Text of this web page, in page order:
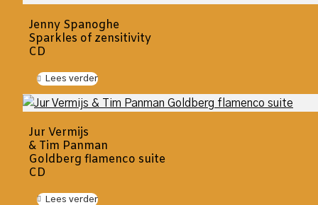
Jenny Spanoghe
Sparkles of zensitivity
CD
Lees verder
Jur Vermijs
& Tim Panman
Goldberg flamenco suite
CD
Lees verder